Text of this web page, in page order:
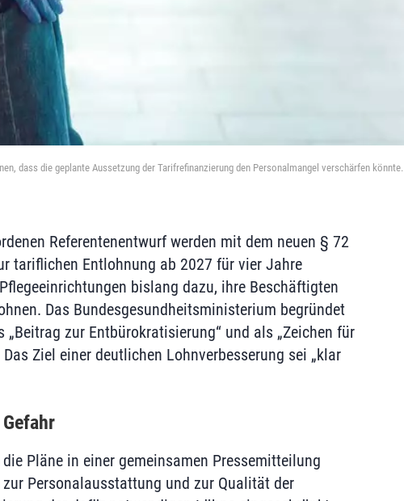
dass die geplante Aussetzung der Tarifrefinanzierung den Personalmangel verschärfen könnte.
Referentenentwurf werden mit dem neuen § 72
tariflichen Entlohnung ab 2027 für vier Jahre
bislang dazu, ihre Beschäftigten
Das Bundesgesundheitsministerium begründet
zur Entbürokratisierung“ und als „Zeichen für
Ziel einer deutlichen Lohnverbesserung sei „klar
Pläne in einer gemeinsamen Pressemitteilung
Personalausstattung und zur Qualität der